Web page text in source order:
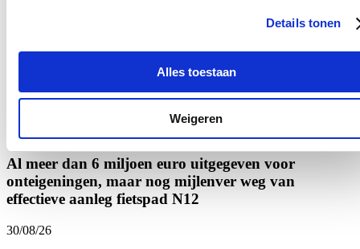
Details tonen
Alles toestaan
Weigeren
Al meer dan 6 miljoen euro uitgegeven voor
onteigeningen, maar nog mijlenver weg van
effectieve aanleg fietspad N12
30/08/26